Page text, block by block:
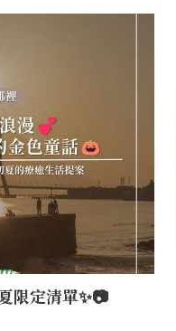
限定清單✨📷